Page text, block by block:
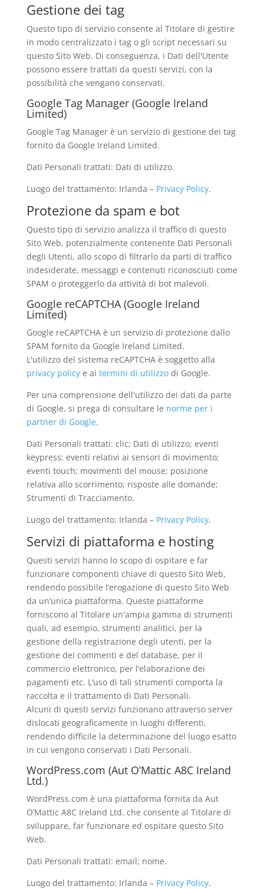
Gestione dei tag
Questo tipo di servizio consente al Titolare di gestire
in modo centralizzato i tag o gli script necessari su
questo Sito Web. Di conseguenza, i Dati dell'Utente
possono essere trattati da questi servizi, con la
possibilità che vengano conservati.
Google Tag Manager (Google Ireland
Limited)
Google Tag Manager è un servizio di gestione dei tag
fornito da Google Ireland Limited.
Dati Personali trattati: Dati di utilizzo.
Luogo del trattamento: Irlanda – Privacy Policy.
Protezione da spam e bot
Questo tipo di servizio analizza il traffico di questo
Sito Web, potenzialmente contenente Dati Personali
degli Utenti, allo scopo di filtrarlo da parti di traffico
indesiderate, messaggi e contenuti riconosciuti come
SPAM o proteggerlo da attività di bot malevoli.
Google reCAPTCHA (Google Ireland
Limited)
Google reCAPTCHA è un servizio di protezione dallo
SPAM fornito da Google Ireland Limited.
L'utilizzo del sistema reCAPTCHA è soggetto alla
privacy policye ai termini di utilizzodi Google.
Per una comprensione dell'utilizzo dei dati da parte
di Google, si prega di consultare le norme per i
partner di Google.
Dati Personali trattati: clic; Dati di utilizzo; eventi
keypress; eventi relativi ai sensori di movimento;
eventi touch; movimenti del mouse; posizione
relativa allo scorrimento; risposte alle domande;
Strumenti di Tracciamento.
Luogo del trattamento: Irlanda – Privacy Policy.
Servizi di piattaforma e hosting
Questi servizi hanno lo scopo di ospitare e far
funzionare componenti chiave di questo Sito Web,
rendendo possibile l’erogazione di questo Sito Web
da un’unica piattaforma. Queste piattaforme
forniscono al Titolare un'ampia gamma di strumenti
quali, ad esempio, strumenti analitici, per la
gestione della registrazione degli utenti, per la
gestione dei commenti e del database, per il
commercio elettronico, per l’elaborazione dei
pagamenti etc. L’uso di tali strumenti comporta la
raccolta e il trattamento di Dati Personali.
Alcuni di questi servizi funzionano attraverso server
dislocati geograficamente in luoghi differenti,
rendendo difficile la determinazione del luogo esatto
in cui vengono conservati i Dati Personali.
WordPress.com (Aut O’Mattic A8C Ireland
Ltd.)
WordPress.com è una piattaforma fornita da Aut
O’Mattic A8C Ireland Ltd. che consente al Titolare di
sviluppare, far funzionare ed ospitare questo Sito
Web.
Dati Personali trattati: email; nome.
Luogo del trattamento: Irlanda – Privacy Policy.